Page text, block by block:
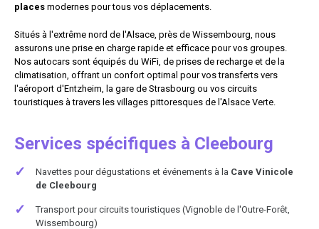
places modernes pour tous vos déplacements.
Situés à l'extrême nord de l'Alsace, près de Wissembourg, nous
assurons une prise en charge rapide et efficace pour vos groupes.
Nos autocars sont équipés du WiFi, de prises de recharge et de la
climatisation, offrant un confort optimal pour vos transferts vers
l'aéroport d'Entzheim, la gare de Strasbourg ou vos circuits
touristiques à travers les villages pittoresques de l'Alsace Verte.
Services spécifiques à Cleebourg
✓ Navettes pour dégustations et événements à la Cave Vinicole
de Cleebourg
✓
Transport pour circuits touristiques (Vignoble de l'Outre-Forêt,
Wissembourg)